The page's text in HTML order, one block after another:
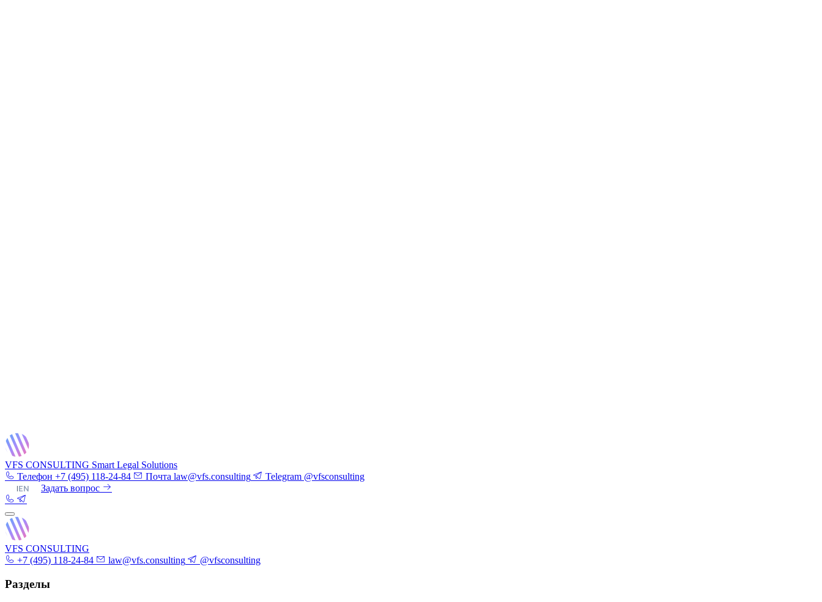
VFS CONSULTING Smart Legal Solutions
Телефон +7 (495) 118-24-84 Почта law@vfs.consulting Telegram @vfsconsulting
|EN Задать вопрос
VFS CONSULTING
+7 (495) 118-24-84
law@vfs.consulting @vfsconsulting
Разделы